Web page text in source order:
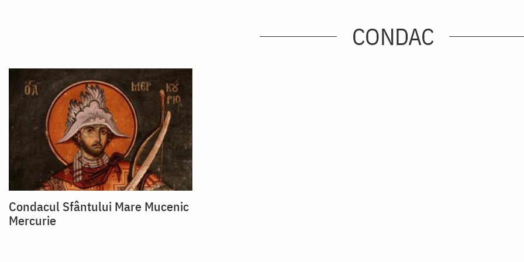
CONDAC
Condacul Sfântului Mare Mucenic
Mercurie